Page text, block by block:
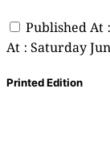
Published At
At : Saturday
Printed Edition